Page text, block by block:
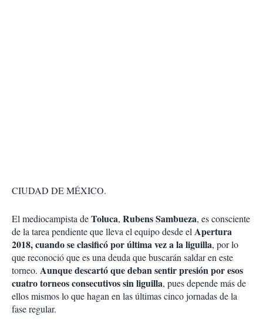
CIUDAD DE MÉXICO.
El mediocampista deToluca, Rubens Sambueza, es consciente
de la tarea pendiente que lleva el equipo desde elApertura
2018, cuando se clasificó por última vez a la liguilla, por lo
que reconoció que es una deuda que buscarán saldar en este
torneo. Aunque descartó que deban sentir presión por esos
cuatro torneos consecutivos sin liguilla, pues depende más de
ellos mismos lo que hagan en las últimas cinco jornadas de la
fase regular.